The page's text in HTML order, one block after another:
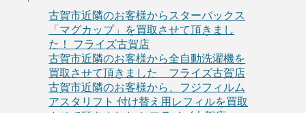
古賀市近隣のお客様からスターバックス
「マグカップ」を買取させて頂きまし
た！ フライズ古賀店
古賀市近隣のお客様から全自動洗濯機を
買取させて頂きました フライズ古賀店
古賀市近隣のお客様から、フジフィルム
アスタリフト 付け替え用レフィルを買取